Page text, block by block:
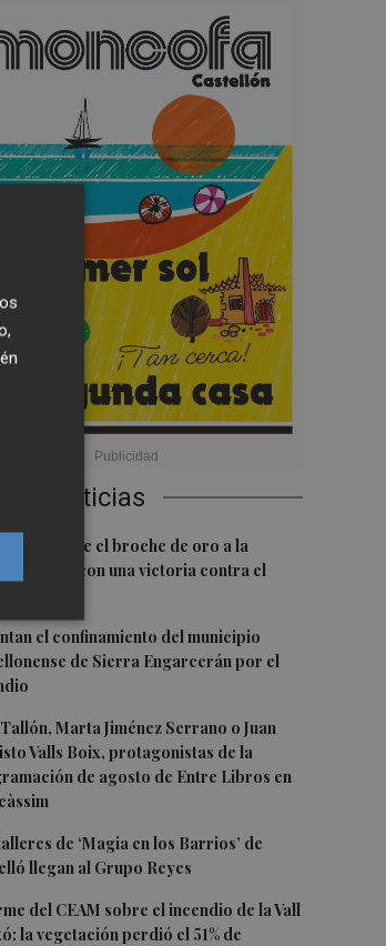
Noticias
pone el broche de oro a la
con una victoria contra el
el confinamiento del municipio
de Sierra Engarcerán por el
Marta Jiménez Serrano o Juan
Valls Boix, protagonistas de la
de agosto de Entre Libros en
de ‘Magia en los Barrios’ de
llegan al Grupo Reyes
del CEAM sobre el incendio de la Vall
la vegetación perdió el 51% de